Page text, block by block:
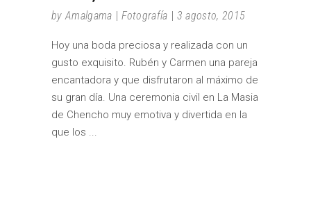
byAmalgama Fotografía 3 agosto, 2015
Hoy una boda preciosa y realizada con un
gusto exquisito. Rubén y Carmen una pareja
encantadora y que disfrutaron al máximo de
su gran día. Una ceremonia civil en La Masia
de Chencho muy emotiva y divertida en la
que los